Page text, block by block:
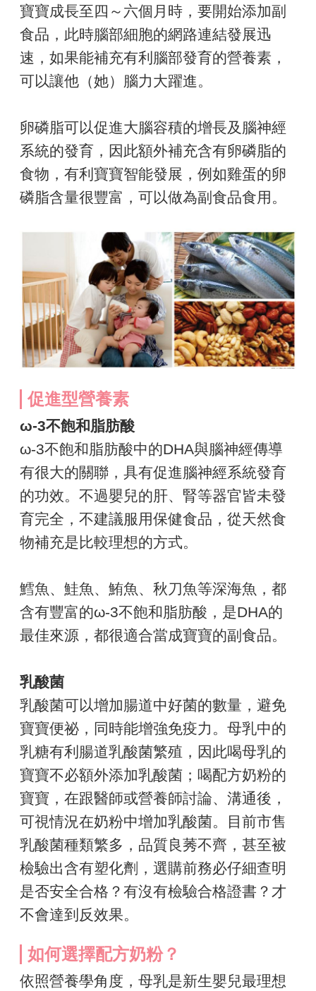
寶寶成長至四～六個月時，要開始添加副
食品，此時腦部細胞的網路連結發展迅
速，如果能補充有利腦部發育的營養素，
可以讓他（她）腦力大躍進。
卵磷脂可以促進大腦容積的增長及腦神經
系統的發育，因此額外補充含有卵磷脂的
食物，有利寶寶智能發展，例如雞蛋的卵
磷脂含量很豐富，可以做為副食品食用。
促進型營養素
ω-3不飽和脂肪酸
ω-3不飽和脂肪酸中的DHA與腦神經傳導
有很大的關聯，具有促進腦神經系統發育
的功效。不過嬰兒的肝、腎等器官皆未發
育完全，不建議服用保健食品，從天然食
物補充是比較理想的方式。
鱈魚、鮭魚、鮪魚、秋刀魚等深海魚，都
含有豐富的ω-3不飽和脂肪酸，是DHA的
最佳來源，都很適合當成寶寶的副食品。
乳酸菌
乳酸菌可以增加腸道中好菌的數量，避免
寶寶便祕，同時能增強免疫力。母乳中的
乳糖有利腸道乳酸菌繁殖，因此喝母乳的
寶寶不必額外添加乳酸菌；喝配方奶粉的
寶寶，在跟醫師或營養師討論、溝通後，
可視情況在奶粉中增加乳酸菌。目前市售
乳酸菌種類繁多，品質良莠不齊，甚至被
檢驗出含有塑化劑，選購前務必仔細查明
是否安全合格？有沒有檢驗合格證書？才
不會達到反效果。
如何選擇配方奶粉？
依照營養學角度，母乳是新生嬰兒最理想